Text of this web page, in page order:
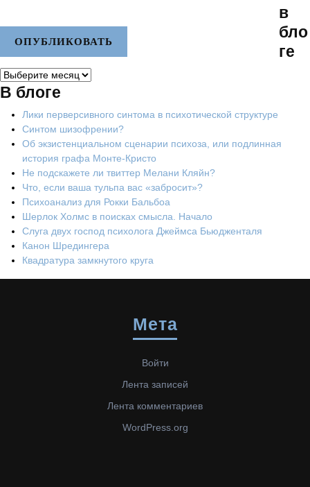
в
бло
ге
Ранее
вВ блоге
Лики перверсивного синтома в психотической структуре
Синтом шизофрении?
Об экзистенциальном сценарии психоза, или подлинная
история графа Монте-Кристо
Не подскажете ли твиттер Мелани Кляйн?
Что, если ваша тульпа вас «забросит»?
Психоанализ для Рокки Бальбоа
Шерлок Холмс в поисках смысла. Начало
Слуга двух господ психолога Джеймса Бьюдженталя
Канон Шредингера
Квадратура замкнутого круга
Мета
Войти
Лента записей
Лента комментариев
WordPress.org